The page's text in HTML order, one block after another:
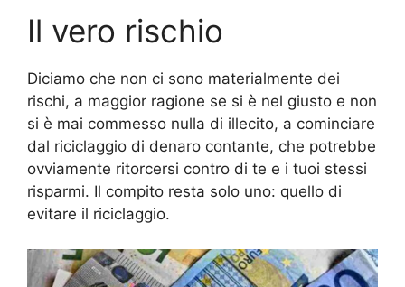
Il vero rischio
Diciamo che non ci sono materialmente dei
rischi, a maggior ragione se si è nel giusto e non
si è mai commesso nulla di illecito, a cominciare
dal riciclaggio di denaro contante, che potrebbe
ovviamente ritorcersi contro di te e i tuoi stessi
risparmi. Il compito resta solo uno: quello di
evitare il riciclaggio.